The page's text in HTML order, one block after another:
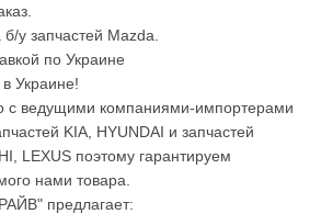
у запчастей Mazda.
по Украине
Украине!
с ведущими компаниями-импортерами
KIA, HYUNDAI и запчастей
LEXUS поэтому гарантируем
нами товара.
предлагает: